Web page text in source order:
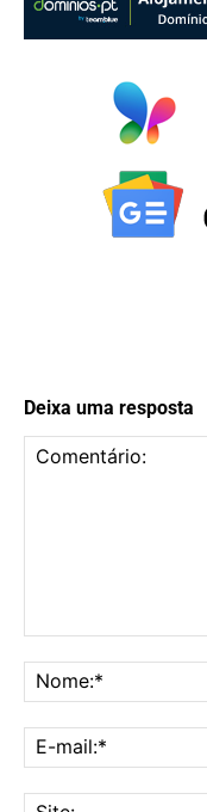
Deixa uma resposta